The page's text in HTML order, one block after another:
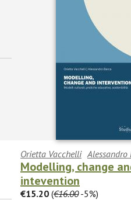
Orietta Vacchelli Alessandro
Modelling, change
intevention
€15.20 (€16.00-5%)